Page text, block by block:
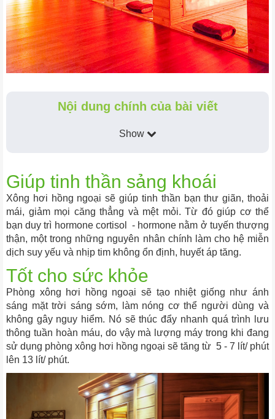
Nội dung chính của bài viết
Show
Giúp tinh thần sảng khoái
Xông hơi hồng ngoại sẽ giúp tinh thần bạn thư giãn, thoải
mái, giảm mọi căng thẳng và mệt mỏi. Từ đó giúp cơ thể
bạn duy trì hormone cortisol - hormone nằm ở tuyến thượng
thận, một trong những nguyên nhân chính làm cho hệ miễn
dịch suy yếu và nhịp tim không ổn định, huyết áp tăng.
Tốt cho sức khỏe
Phòng xông hơi hồng ngoại sẽ tạo nhiệt giống như ánh
sáng mặt trời sáng sớm, làm nóng cơ thể người dùng và
không gây nguy hiểm. Nó sẽ thúc đẩy nhanh quá trình lưu
thông tuần hoàn máu, do vậy mà lượng máy trong khi đang
sử dụng phòng xông hơi hồng ngoại sẽ tăng từ 5 - 7 lít/ phút
lên 13 lít/ phút.